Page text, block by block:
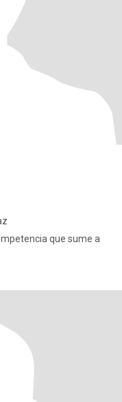
que sume a